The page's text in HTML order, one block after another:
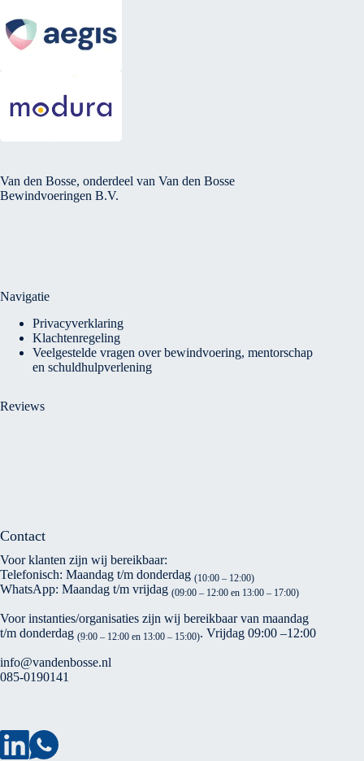
Van den Bosse, onderdeel van Van den Bosse
Bewindvoeringen B.V.
Navigatie
Privacyverklaring
Klachtenregeling
Veelgestelde vragen over bewindvoering, mentorschap
en schuldhulpverlening
Reviews
Contact
Voor klanten zijn wij bereikbaar:
Telefonisch: Maandag t/m donderdag (10:00 – 12:00)
WhatsApp: Maandag t/m vrijdag (09:00 – 12:00 en 13:00 – 17:00)
Voor instanties/organisaties zijn wij bereikbaar van maandag
t/m donderdag (9:00 – 12:00 en 13:00 – 15:00). Vrijdag 09:00 –12:00
info@vandenbosse.nl
085-0190141